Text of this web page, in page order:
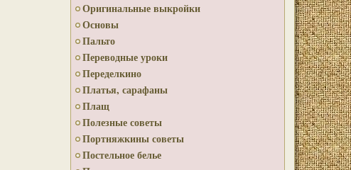
Оригинальные выкройки
Основы
Пальто
Переводные уроки
Переделкино
Платья, сарафаны
Плащ
Полезные советы
Портняжкины советы
Постельное белье